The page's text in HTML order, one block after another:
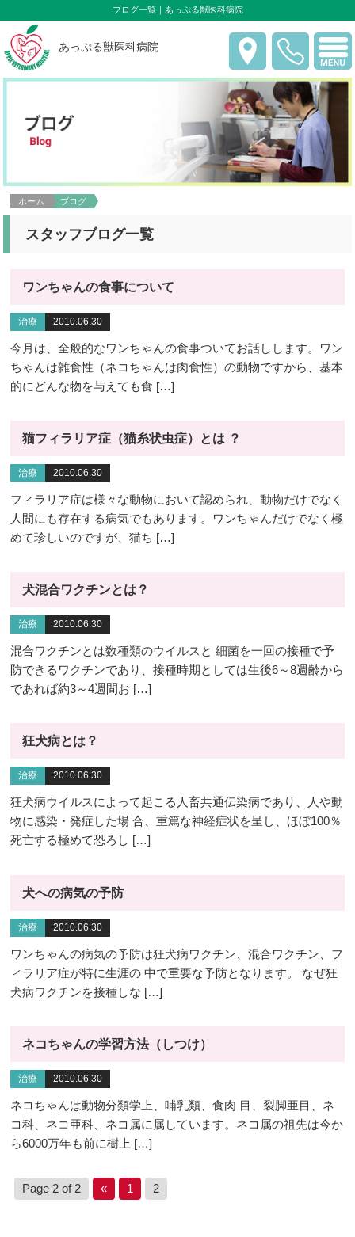
ブログ一覧｜あっぷる獣医科病院
あっぷる獣医科病院
ホーム ブログ
スタッフブログ一覧
ワンちゃんの食事について
治療 2010.06.30
今月は、全般的なワンちゃんの食事ついてお話しします。ワン
ちゃんは雑食性（ネコちゃんは肉食性）の動物ですから、基本
的にどんな物を与えても食 […]
猫フィラリア症（猫糸状虫症）とは ？
治療 2010.06.30
フィラリア症は様々な動物において認められ、動物だけでなく
人間にも存在する病気でもあります。ワンちゃんだけでなく極
めて珍しいのですが、猫ち […]
犬混合ワクチンとは？
治療 2010.06.30
混合ワクチンとは数種類のウイルスと 細菌を一回の接種で予
防できるワクチンであり、接種時期としては生後6～8週齢から
であれば約3～4週間お […]
狂犬病とは？
治療 2010.06.30
狂犬病ウイルスによって起こる人畜共通伝染病であり、人や動
物に感染・発症した場 合、重篤な神経症状を呈し、ほぼ100％
死亡する極めて恐ろし […]
犬への病気の予防
治療 2010.06.30
ワンちゃんの病気の予防は狂犬病ワクチン、混合ワクチン、フ
ィラリア症が特に生涯の 中で重要な予防となります。 なぜ狂
犬病ワクチンを接種しな […]
ネコちゃんの学習方法（しつけ）
治療 2010.06.30
ネコちゃんは動物分類学上、哺乳類、食肉 目、裂脚亜目、ネ
コ科、ネコ亜科、ネコ属に属しています。ネコ属の祖先は今か
ら6000万年も前に樹上 […]
Page 2 of 2 « 1 2